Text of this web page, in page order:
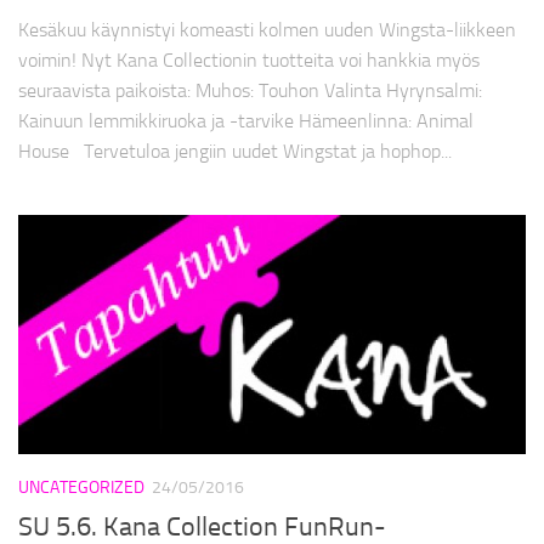
Kesäkuu käynnistyi komeasti kolmen uuden Wingsta-liikkeen
voimin! Nyt Kana Collectionin tuotteita voi hankkia myös
seuraavista paikoista: Muhos: Touhon Valinta Hyrynsalmi:
Kainuun lemmikkiruoka ja -tarvike Hämeenlinna: Animal
House Tervetuloa jengiin uudet Wingstat ja hophop...
UNCATEGORIZED 24/05/2016
SU 5.6. Kana Collection FunRun-